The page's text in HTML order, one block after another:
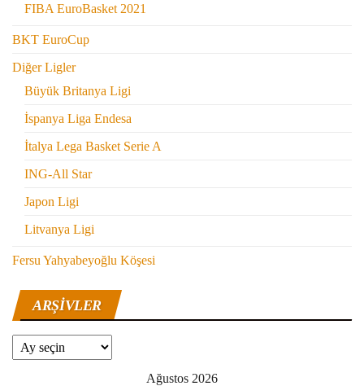
FIBA EuroBasket 2021
BKT EuroCup
Diğer Ligler
Büyük Britanya Ligi
İspanya Liga Endesa
İtalya Lega Basket Serie A
ING-All Star
Japon Ligi
Litvanya Ligi
Fersu Yahyabeyoğlu Köşesi
ARŞIVLER
Arşivler
Ağustos 2026